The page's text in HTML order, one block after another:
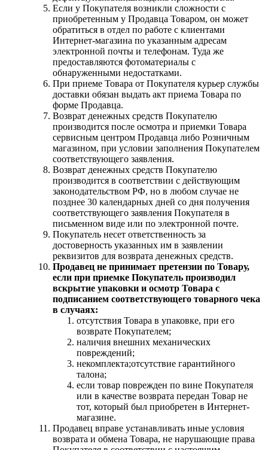
Если у Покупателя возникли сложности с
приобретенным у Продавца Товаром, он может
обратиться в отдел по работе с клиентами
Интернет-магазина по указанным адресам
электронной почты и телефонам. Туда же
предоставляются фотоматериалы с
обнаруженными недостатками.
При приеме Товара от Покупателя курьер службы
доставки обязан выдать акт приема Товара по
форме Продавца.
Возврат денежных средств Покупателю
производится после осмотра и приемки Товара
сервисным центром Продавца либо Розничным
магазином, при условии заполнения Покупателем
соответствующего заявления.
Возврат денежных средств Покупателю
производится в соответствии с действующим
законодательством РФ, но в любом случае не
позднее 30 календарных дней со дня получения
соответствующего заявления Покупателя в
письменном виде или по электронной почте.
Покупатель несет ответственность за
достоверность указанных им в заявлении
реквизитов для возврата денежных средств.
Продавец не принимает претензии по Товару,
если при приемке Покупатель производил
вскрытие упаковки и осмотр Товара с
подписанием соответствующего товарного чека
в случаях:
отсутствия Товара в упаковке, при его
возврате Покупателем;
наличия внешних механических
повреждений;
некомплекта;отсутствие гарантийного
талона;
если товар поврежден по вине Покупателя
или в качестве возврата передан Товар не
тот, который был приобретен в Интернет-
магазине.
Продавец вправе устанавливать иные условия
возврата и обмена Товара, не нарушающие права